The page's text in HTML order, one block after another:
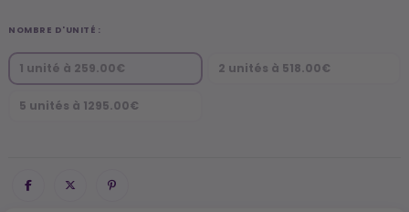
NOMBRE D'UNITÉ :
1 unité à 259.00€ 2 unités à 518.00€
5 unités à 1295.00€